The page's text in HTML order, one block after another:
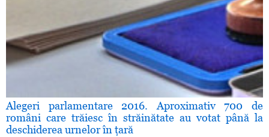
Alegeri parlamentare 2016. Aproximativ 700 de
români care trăiesc în străinătate au votat până la
deschiderea urnelor în ţară